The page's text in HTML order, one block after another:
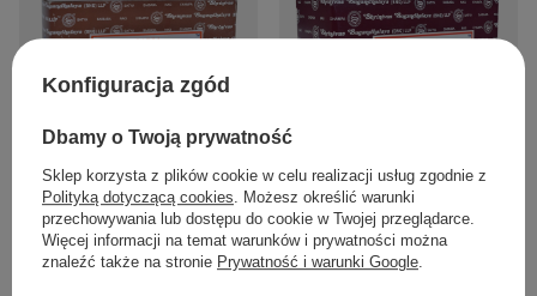
Kadzidła patyczkowe Satya –
Namaste
10,99 zł
Kadzidła patyczkowe Satya – Opium
9,00 zł / szt.
(600,00 zł / kg)
Konfiguracja zgód
Dbamy o Twoją prywatność
Sklep korzysta z plików cookie w celu realizacji usług zgodnie z
Polityką dotyczącą cookies . Możesz określić warunki
przechowywania lub dostępu do cookie w Twojej przeglądarce.
Więcej informacji na temat warunków i prywatności można
znaleźć także na stronie Prywatność i warunki Google